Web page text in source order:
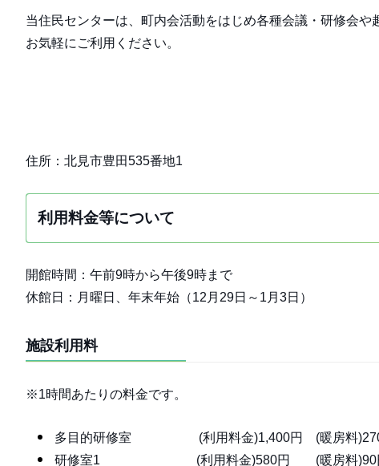
当住民センターは、町内会活動をはじめ各種会議・研修会や
お気軽にご利用ください。
住所：北見市豊田535番地1
利用料金等について
開館時間：午前9時から午後9時まで
休館日：月曜日、年末年始（12月29日～1月3日）
施設利用料
※1時間あたりの料金です。
多目的研修室 (利用料金)1,400円 (暖房料
研修室1 (利用料金)580円 (暖房料)90